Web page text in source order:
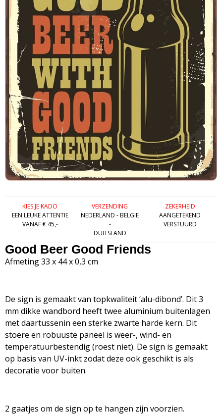
KIES JE KADO
EEN LEUKE ATTENTIE
VANAF € 45,-
VERZENDING
NEDERLAND - BELGIE
-
DUITSLAND
ZEKERHEID
AANGETEKEND
VERSTUURD
Good Beer Good Friends
Afmeting 33 x 44 x 0,3 cm
De sign is gemaakt van topkwaliteit ‘alu-dibond’. Dit 3
mm dikke wandbord heeft twee aluminium buitenlagen
met daartussenin een sterke zwarte harde kern. Dit
stoere en robuuste paneel is weer-, wind- en
temperatuurbestendig (roest niet). De sign is gemaakt
op basis van UV-inkt zodat deze ook geschikt is als
decoratie voor buiten.
2 gaatjes om de sign op te hangen zijn voorzien.